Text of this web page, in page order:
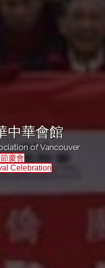
中華會館
of Vancouver
慶會
Celebration